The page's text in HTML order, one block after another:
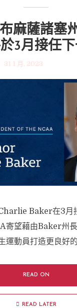
麻薩諸塞
3月接任
31 1 月, 2023
Baker在3月
寄望藉由Baker州
運動員打造更良好
READ ON
READ LATER